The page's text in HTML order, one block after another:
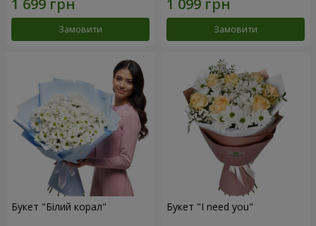
Замовити Замовити
Букет "Білий корал" Букет "I need you"